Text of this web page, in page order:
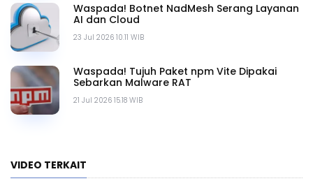
23 Jul 2026 10.11 WIB
Waspada! Botnet NadMesh Serang Layanan
AI dan Cloud
21 Jul 2026 15.18 WIB
Waspada! Tujuh Paket npm Vite Dipakai
Sebarkan Malware RAT
VIDEO TERKAIT